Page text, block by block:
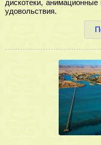
дискотеки,
удовольствия.